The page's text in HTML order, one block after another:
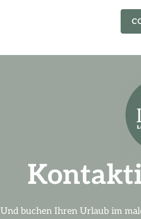
Und buchen Ihren Urlaub im